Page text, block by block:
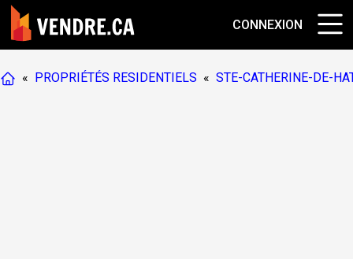
CONNEXION
« PROPRIÉTÉS RESIDENTIELS « STE-CATHERINE-DE-